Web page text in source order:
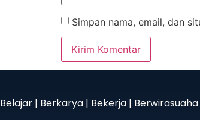
Simpan nama, email, dan
Belajar | Berkarya | Bekerja | Berwirasuaha